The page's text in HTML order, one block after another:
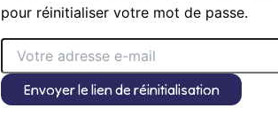
pour réinitialiser votre mot de passe.
Envoyer le lien de réinitialisation